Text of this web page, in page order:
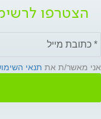
הצטרפו
אני מאשר/ת את תנאי